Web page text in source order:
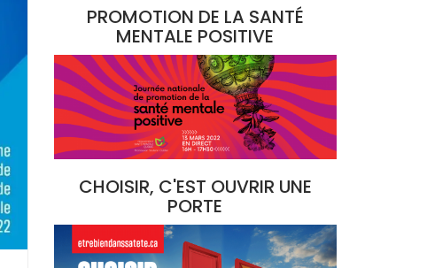
PROMOTION DE LA SANTÉ
MENTALE POSITIVE
CHOISIR, C'EST OUVRIR UNE
PORTE